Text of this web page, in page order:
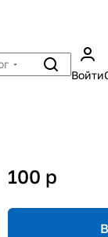
Войти
100 p